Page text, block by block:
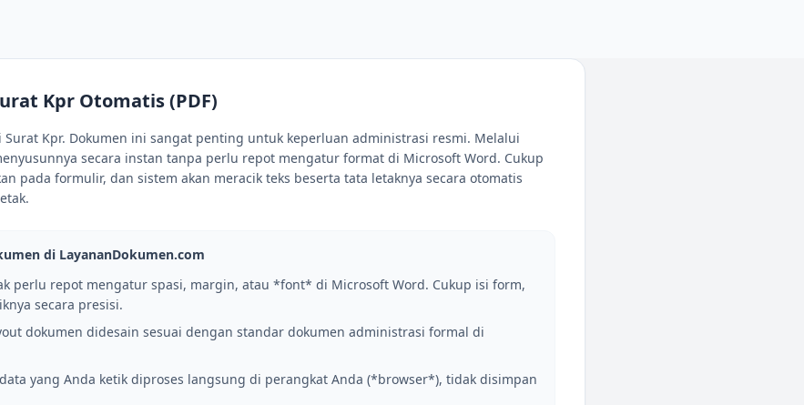
Kpr Otomatis (PDF)
Surat Kpr. Dokumen ini sangat penting untuk keperluan administrasi resmi. Melalui
secara instan tanpa perlu repot mengatur format di Microsoft Word. Cukup
pada formulir, dan sistem akan meracik teks beserta tata letaknya secara otomatis
di LayananDokumen.com
perlu repot mengatur spasi, margin, atau *font* di Microsoft Word. Cukup isi form,
secara presisi.
dokumen didesain sesuai dengan standar dokumen administrasi formal di
yang Anda ketik diproses langsung di perangkat Anda (*browser*), tidak disimpan